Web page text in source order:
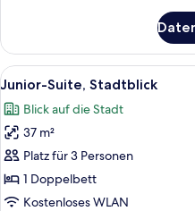
Meerblick
Alle
Fotos
für
Junior-
Suite,
Stadtblick
anzeigen
3
Junior-Suite, Stadtblick
Blick auf die Stadt
37 m²
Platz für 3 Personen
1 Doppelbett
Kostenloses WLAN